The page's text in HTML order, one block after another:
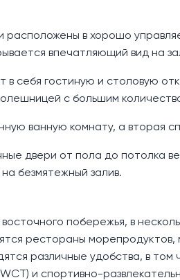
расположены в хорошо
впечатляющий вид на
в себя гостиную и столовую
с большим
ванную комнату, а вторая
двери от пола до потолка
безмятежный залив.
побережья, в
рестораны
различные удобства, в
и спортивно-